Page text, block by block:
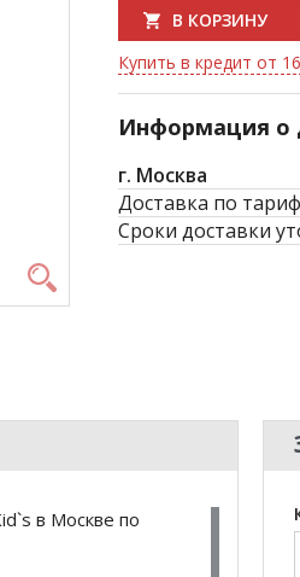
В КОРЗИНУ
Купить в кредит от
Информация о
г. Москва
Доставка по
Сроки доставки
в Москве по